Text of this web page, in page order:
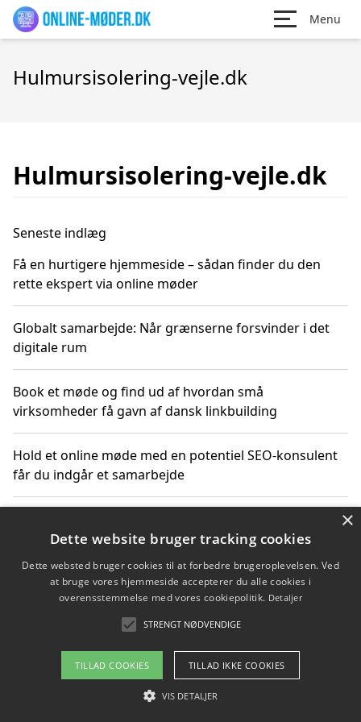
Menu
Hulmursisolering-vejle.dk
Hulmursisolering-vejle.dk
Seneste indlæg
Få en hurtigere hjemmeside – sådan finder du den
rette ekspert via online møder
Globalt samarbejde: Når grænserne forsvinder i det
digitale rum
Book et møde og find ud af hvordan små
virksomheder få gavn af dansk linkbuilding
Hold et online møde med en potentiel SEO-konsulent
får du indgår et samarbejde
Hold et møde med en WordPress ekspert og vælg den
mest professionelle til at vedligeholde din løsning
Copyright 2026 - Pilanto Aps
Om / kontakt
×
Dette website bruger tracking cookies
Dette websted bruger cookies til at forbedre brugeroplevelsen. Ved
at bruge vores hjemmeside accepterer du alle cookies i
overensstemmelse med vores cookiepolitik. Detaljer
STRENGT NØDVENDIGE
TILLAD COOKIES TILLAD IKKE COOKIES
VIS DETALJER